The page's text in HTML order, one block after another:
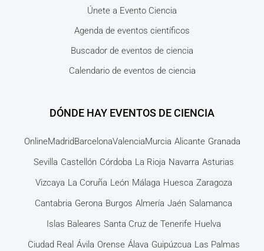
Únete a Evento Ciencia
Agenda de eventos científicos
Buscador de eventos de ciencia
Calendario de eventos de ciencia
DÓNDE HAY EVENTOS DE CIENCIA
OnlineMadridBarcelonaValenciaMurcia Alicante Granada
Sevilla Castellón Córdoba La Rioja Navarra Asturias
Vizcaya La Coruña León Málaga Huesca Zaragoza
Cantabria Gerona Burgos Almería Jaén Salamanca
Islas Baleares Santa Cruz de Tenerife Huelva
Ciudad Real Ávila Orense Álava Guipúzcua Las Palmas